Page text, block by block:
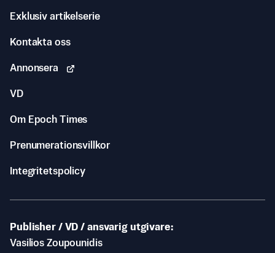
Exklusiv artikelserie
Kontakta oss
Annonsera
VD
Om Epoch Times
Prenumerationsvillkor
Integritetspolicy
Publisher / VD / ansvarig utgivare
Vasilios Zoupounidis